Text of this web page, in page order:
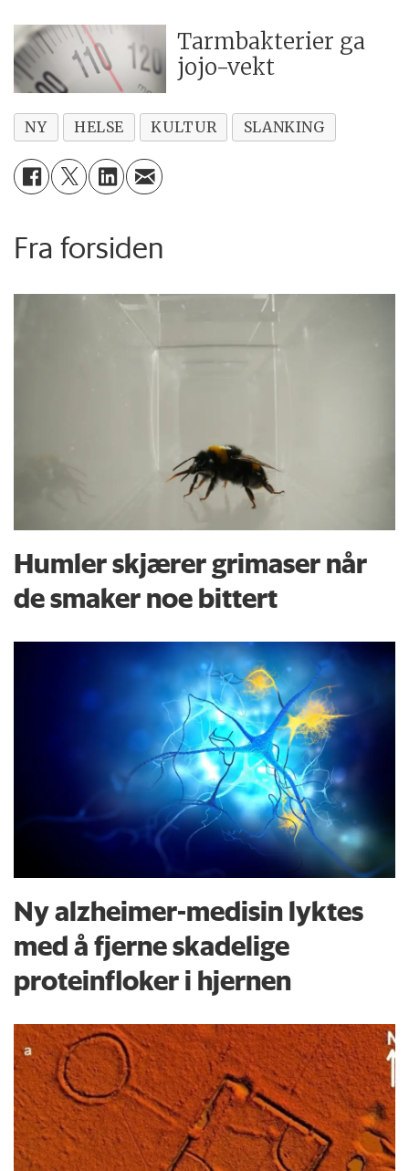
Tarmbakterier ga
jojo-vekt
NY HELSE KULTUR SLANKING
Fra forsiden
Humler skjærer grimaser når
de smaker noe bittert
Ny alzheimer-medisin lyktes
med å fjerne skadelige
proteinfloker i hjernen